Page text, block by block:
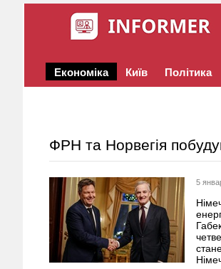
Економіка Київ Політика
ФРН та Норвегія
5